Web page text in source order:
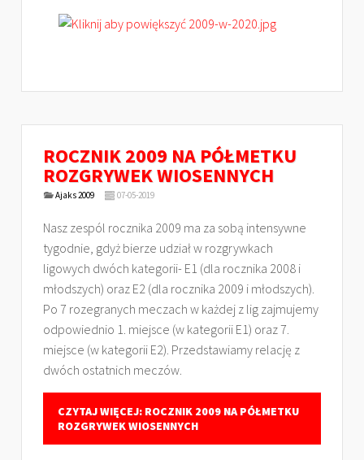
ROCZNIK 2009 NA PÓŁMETKU
ROZGRYWEK WIOSENNYCH
Ajaks 2009 07-05-2019
Nasz zespól rocznika 2009 ma za sobą intensywne
tygodnie, gdyż bierze udział w rozgrywkach
ligowych dwóch kategorii- E1 (dla rocznika 2008 i
młodszych) oraz E2 (dla rocznika 2009 i młodszych).
Po 7 rozegranych meczach w każdej z lig zajmujemy
odpowiednio 1. miejsce (w kategorii E1) oraz 7.
miejsce (w kategorii E2). Przedstawiamy relację z
dwóch ostatnich meczów.
CZYTAJ WIĘCEJ: ROCZNIK 2009 NA PÓŁMETKU
ROZGRYWEK WIOSENNYCH